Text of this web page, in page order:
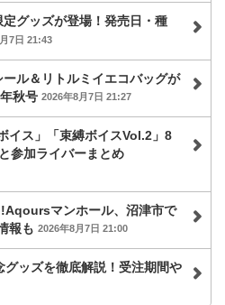
グッズが登場！発売日・種
7日 21:43
ール＆リトルミイエコバッグが
秋号 2026年8月7日 21:27
イス」「束縛ボイスVol.2」8
参加ライバーまとめ
マンホール、沼津市で
報も 2026年8月7日 21:00
ッズを徹底解説！受注期間や